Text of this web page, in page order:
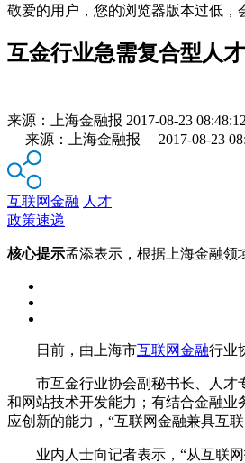
敬爱的用户，您的浏览器版本过低，
互金行业急需复合型人才
来源： 上海金融报 2017-08-23 08:48:12
来源：上海金融报 2017-08-23
互联网金融 人才
政策速递
核心提示孟添表示，根据上海金融领
日前，由上海市互联网金融行业
市互金行业协会副秘书长、人才专
和网站技术开发能力；有结合金融
应创新的能力，“互联网金融兼具互
业内人士向记者表示，“从互联网